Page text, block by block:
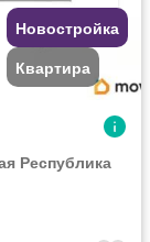
Новостройка
Квартира
Республика